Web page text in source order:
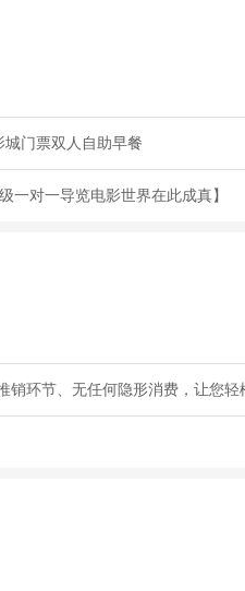
城门票双人自助早餐
一对一导览电影世界在此成真】
环节、无任何隐形消费，让您轻